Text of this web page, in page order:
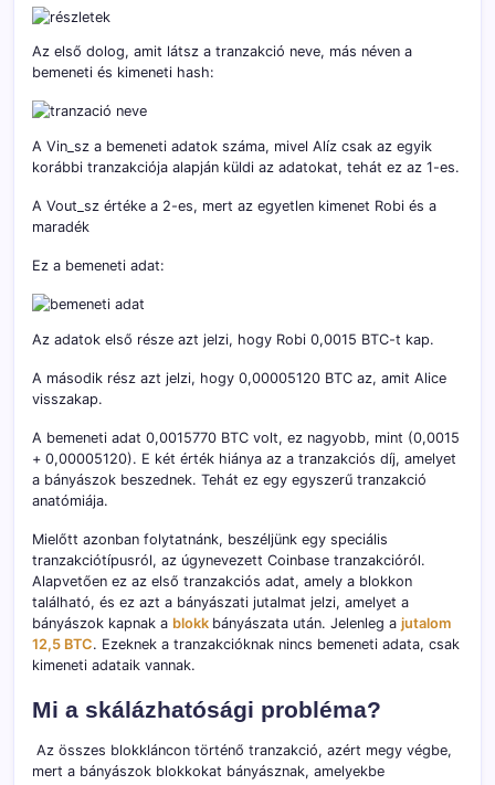
Az első dolog, amit látsz a tranzakció neve, más néven a
bemeneti és kimeneti hash:
A Vin_sz a bemeneti adatok száma, mivel Alíz csak az egyik
korábbi tranzakciója alapján küldi az adatokat, tehát ez az 1-es.
A Vout_sz értéke a 2-es, mert az egyetlen kimenet Robi és a
maradék
Ez a bemeneti adat:
Az adatok első része azt jelzi, hogy Robi 0,0015 BTC-t kap.
A második rész azt jelzi, hogy 0,00005120 BTC az, amit Alice
visszakap.
A bemeneti adat 0,0015770 BTC volt, ez nagyobb, mint (0,0015
+ 0,00005120). E két érték hiánya az a tranzakciós díj, amelyet
a bányászok beszednek. Tehát ez egy egyszerű tranzakció
anatómiája.
Mielőtt azonban folytatnánk, beszéljünk egy speciális
tranzakciótípusról, az úgynevezett Coinbase tranzakcióról.
Alapvetően ez az első tranzakciós adat, amely a blokkon
található, és ez azt a bányászati ​​jutalmat jelzi, amelyet a
bányászok kapnak a blokk bányászata után. Jelenleg a jutalom
12,5 BTC. Ezeknek a tranzakcióknak nincs bemeneti adata, csak
kimeneti adataik vannak.
Mi a skálázhatósági probléma?
Az összes blokkláncon történő tranzakció, azért megy végbe,
mert a bányászok blokkokat bányásznak, amelyekbe